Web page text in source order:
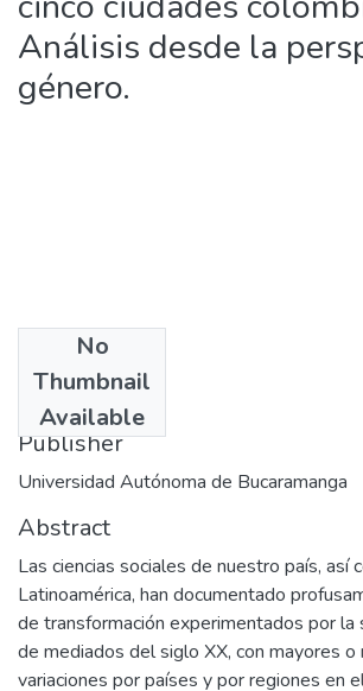
Análisis desde la
género.
No
Thumbnail
Available
2000-12
Publisher
Universidad Autónoma de Bucaramanga
Abstract
Las ciencias sociales de nuestro país, así
Latinoamérica, han documentado
de transformación experimentados por la
de mediados del siglo XX, con mayores o
variaciones por países y por regiones en